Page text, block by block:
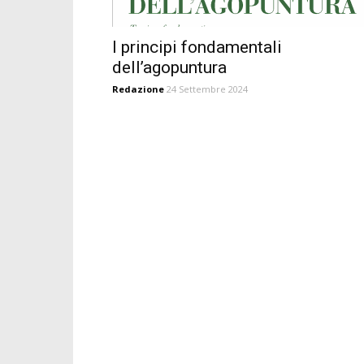
I principi fondamentali
dell’agopuntura
Redazione 24 Settembre 2024